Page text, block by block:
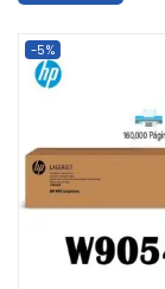
-5%